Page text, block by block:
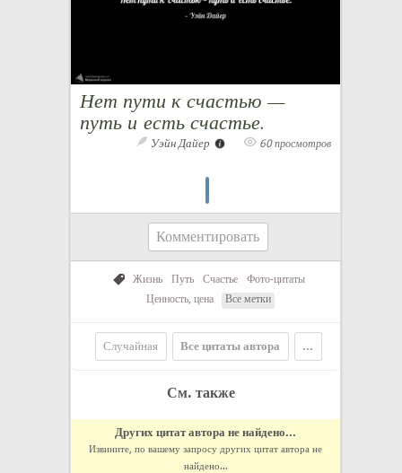
Нет пути к счастью —
путь и есть счастье.
Уэйн Дайер 60 просмотров
Комментировать
Жизнь Путь Счастье
Фото-цитаты
Ценность, цена
Все метки
Случайная Все цитаты автора ...
См. также
Других цитат автора не найдено...
Извините, по вашему запросу других цитат автора не
найдено...